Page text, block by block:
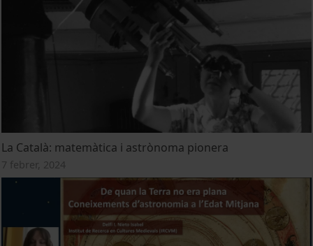
La Català: matemàtica i astrònoma pionera
7 febrer, 2024